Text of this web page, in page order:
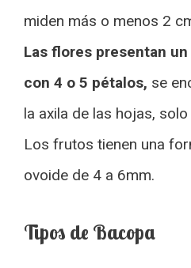
miden más o menos 2
Las flores presentan
con 4 o 5 pétalos, se
la axila de las hojas,
Los frutos tienen una
ovoide de 4 a 6mm.
Tipos de Bacopa